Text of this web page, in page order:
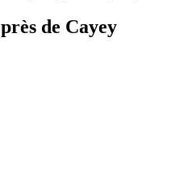
de Cayey